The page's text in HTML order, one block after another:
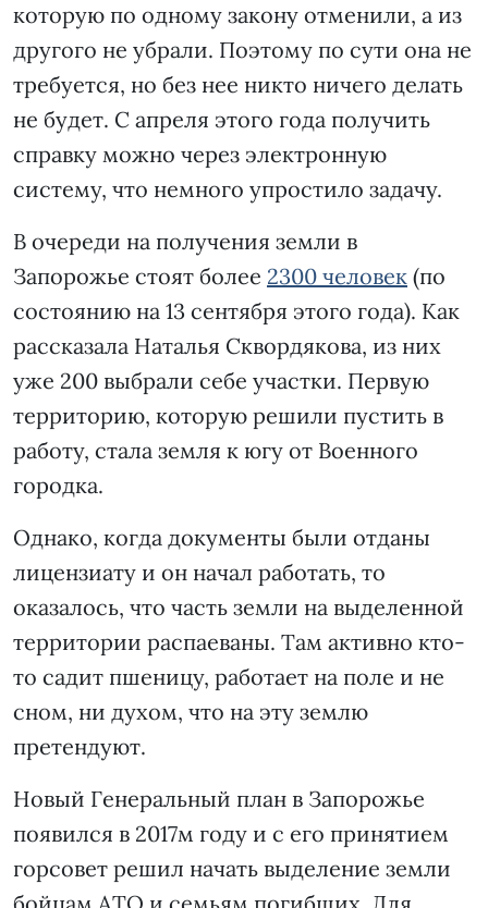
которую по одному закону отменили, а из
другого не убрали. Поэтому по сути она не
требуется, но без нее никто ничего делать
не будет. С апреля этого года получить
справку можно через электронную
систему, что немного упростило задачу.
В очереди на получения земли в
Запорожье стоят более 2300 человек (по
состоянию на 13 сентября этого года). Как
рассказала Наталья Сквордякова, из них
уже 200 выбрали себе участки. Первую
территорию, которую решили пустить в
работу, стала земля к югу от Военного
городка.
Однако, когда документы были отданы
лицензиату и он начал работать, то
оказалось, что часть земли на выделенной
территории распаеваны. Там активно кто-
то садит пшеницу, работает на поле и не
сном, ни духом, что на эту землю
претендуют.
Новый Генеральный план в Запорожье
появился в 2017м году и с его принятием
горсовет решил начать выделение земли